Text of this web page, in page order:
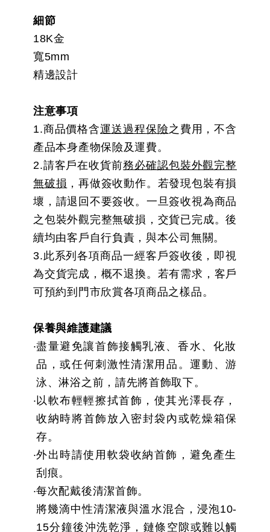
細節
18K金
寬5mm
精邊設計
注意事項
1.商品價格含運送過程保險之費用，不含
產品本身產物保險及運費。
2.請客戶在收貨前務必確認包裝外觀完整
無破損 ，再做簽收動作。若發現包裝有損
壞，請退回不要簽收。一旦簽收視為商品
之包裝外觀完整無破損，交貨已完成。後
續均由客戶自行負責，與本公司無關。
3.此系列各項商品一經客戶簽收後，即視
為交貨完成，概不退換。若有需求，客戶
可預約到門市欣賞各項商品之樣品。
保養與維護建議
盡量避免讓首飾接觸乳液、香水、化妝
品，或任何刺激性清潔用品。運動、游
泳、淋浴之前，請先將首飾取下。
以軟布輕輕擦拭首飾，使其光澤長存，
收納時將首飾放入密封袋內或乾燥箱保
存。
外出時請使用軟袋收納首飾，避免產生
刮痕。
每次配戴後清潔首飾。
將幾滴中性清潔液與溫水混合，浸泡10-
15分鐘後沖洗乾淨，鏈條空隙或難以觸